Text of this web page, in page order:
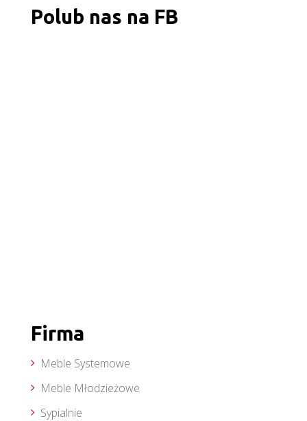
Polub nas na FB
Firma
Meble Systemowe
Meble Młodzieżowe
Sypialnie